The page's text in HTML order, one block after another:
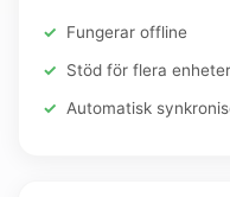
Fungerar offline
Stöd för flera enheter
Automatisk